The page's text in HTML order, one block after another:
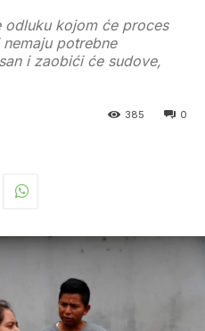
kojom će proces
potrebne
i zaobići će sudove,
0
385